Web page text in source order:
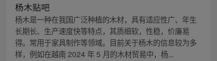
杨木贴吧
杨木是一种在我国广泛种植的木材，具有适应性广、年生
长期长、生产速度快等特点，其质细软，性稳，价廉易
得。常用于家具制作等领域。目前关于杨木的信息较为多
样，例如在越南 2024 年 5 月的木材贸易中，杨...